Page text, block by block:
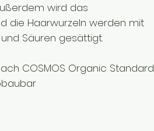
wird das
die Haarwurzeln werden mit
Säuren gesättigt.
COSMOS Organic Standard